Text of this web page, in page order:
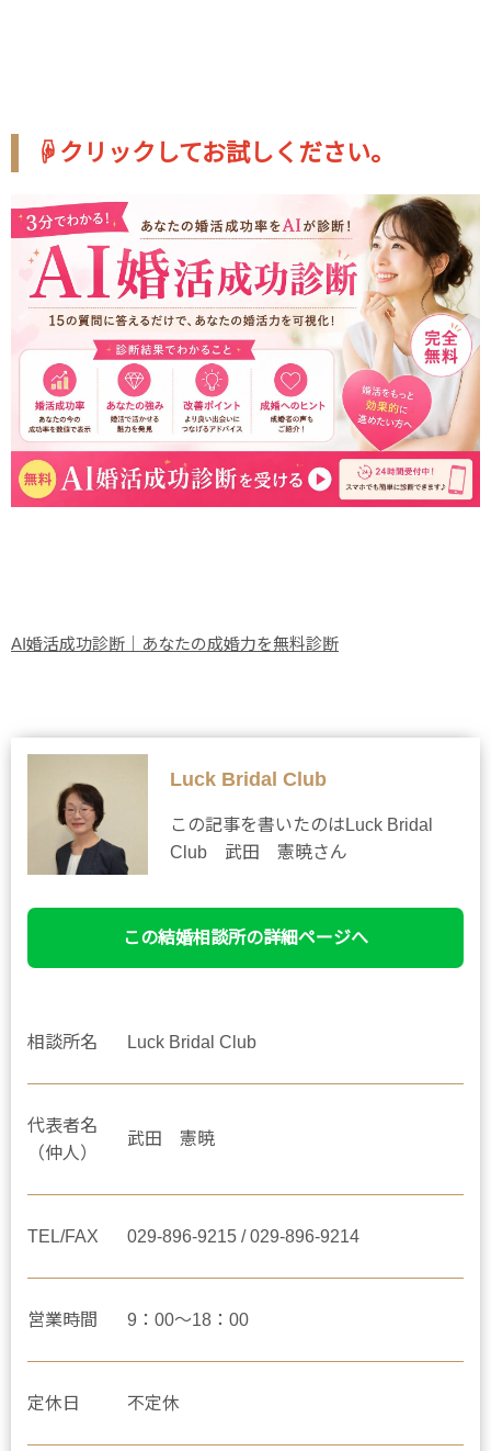
☟クリックしてお試しください。
AI婚活成功診断｜あなたの成婚力を無料診断
Luck Bridal Club
この記事を書いたのはLuck Bridal
Club 武田 憲暁さん
この結婚相談所の詳細ページへ
相談所名 Luck Bridal Club
代表者名
（仲人）
武田 憲暁
TEL/FAX 029-896-9215 / 029-896-9214
営業時間 9：00～18：00
定休日 不定休